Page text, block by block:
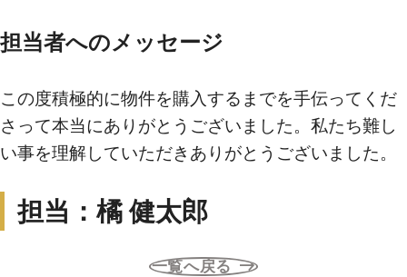
担当者へのメッセージ
この度積極的に物件を購入するまでを手伝ってくだ
さって本当にありがとうございました。私たち難し
い事を理解していただきありがとうございました。
担当：橘 健太郎
一覧へ戻る
買いたい
新着物件から探す
エリアから探す
学区から探す